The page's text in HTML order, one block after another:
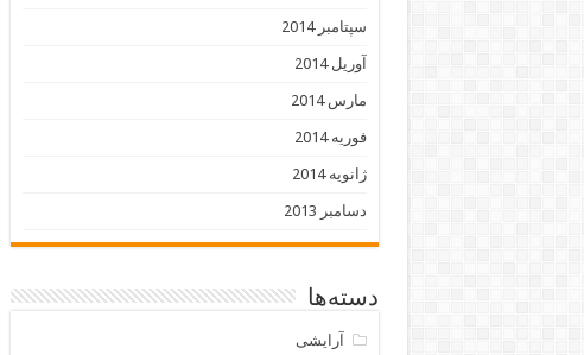
سپتامبر 2014
آوریل 2014
مارس 2014
فوریه 2014
ژانویه 2014
دسامبر 2013
دسته‌ها
آرایشی